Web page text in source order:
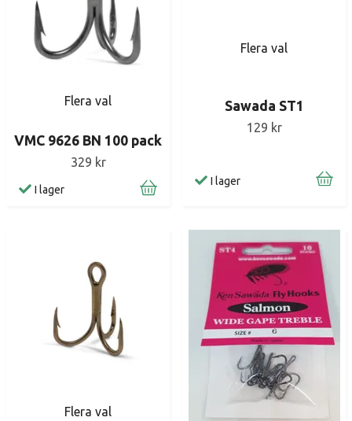
Flera val
VMC 9626 BN 100 pack
329 kr
I lager
Flera val
Sawada ST1
129 kr
I lager
Flera val